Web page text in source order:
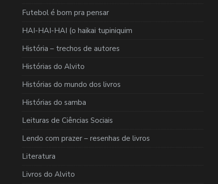
Futebol é bom pra pensar
HAI-HAI-HAI (o haikai tupiniquim
História – trechos de autores
Histórias do Alvito
Histórias do mundo dos livros
Histórias do samba
Leituras de Ciências Sociais
Lendo com prazer – resenhas de livros
Literatura
Livros do Alvito